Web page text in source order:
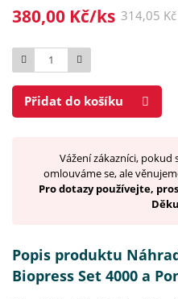
380,00 Kč/ks 314,05
Počet
Přidat do košíku
Vážení zákazníci,
omlouváme se, ale
Pro dotazy používejte,
Popis produktu
Biopress Set 4000 a